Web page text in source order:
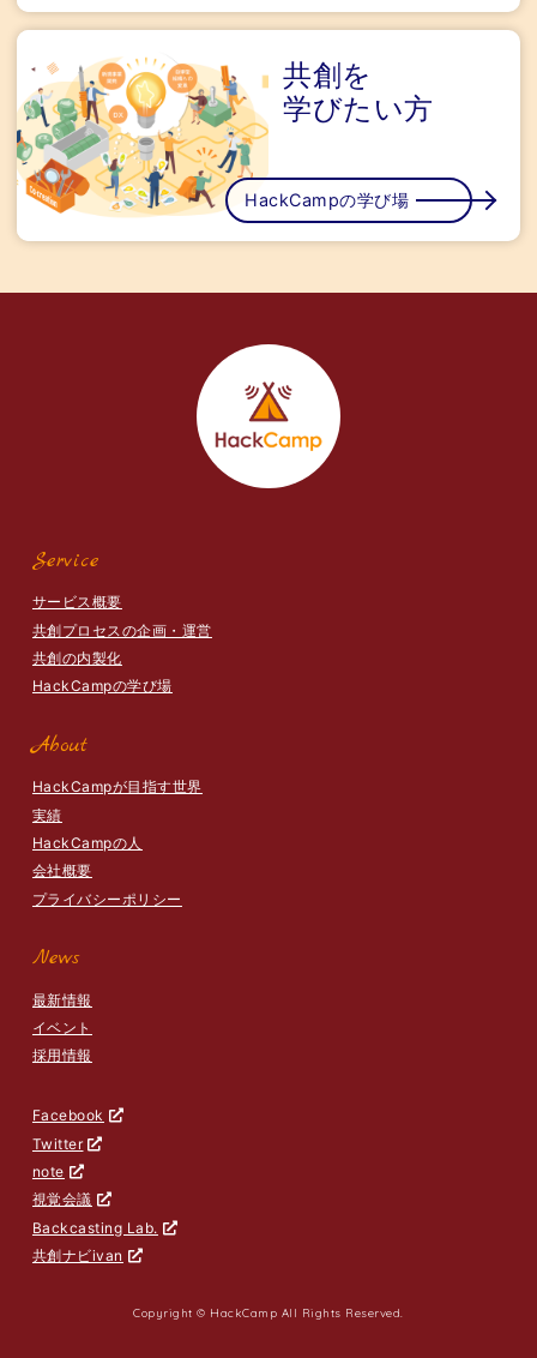
共創を
学びたい方
HackCampの学び場
Service
サービス概要
共創プロセスの企画・運営
共創の内製化
HackCampの学び場
About
HackCampが目指す世界
実績
HackCampの人
会社概要
プライバシーポリシー
News
最新情報
イベント
採用情報
Facebook
Twitter
note
視覚会議
Backcasting Lab.
共創ナビivan
Copyright © HackCamp All Rights Reserved.